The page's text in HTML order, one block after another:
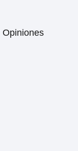
Opiniones